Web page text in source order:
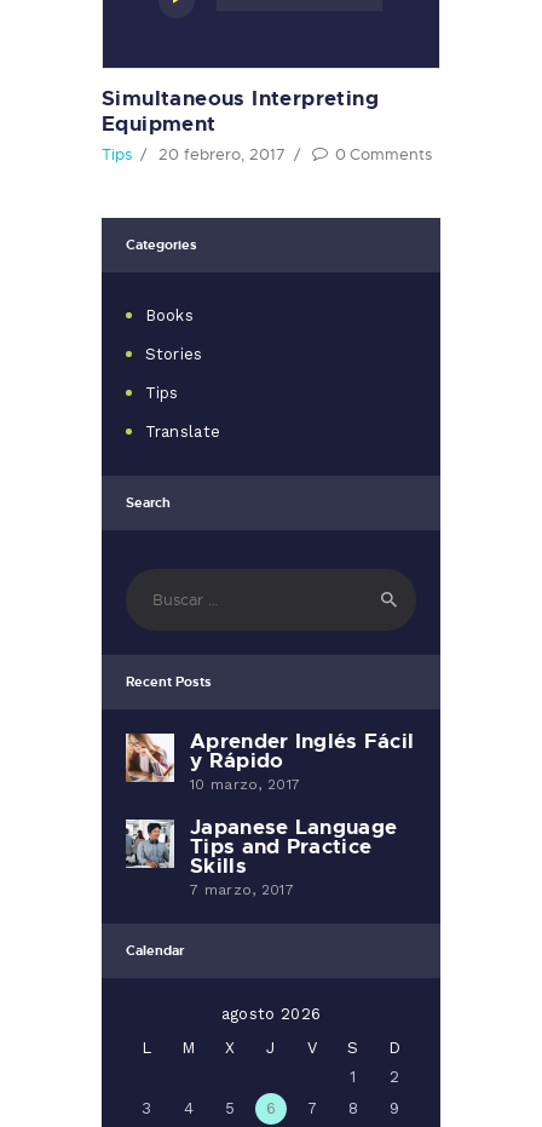
Simultaneous Interpreting
Equipment
Tips 20 febrero, 2017 0 Comments
Categories
Books
Stories
Tips
Translate
Search
Recent Posts
Aprender Inglés Fácil
y Rápido
10 marzo, 2017
Japanese Language
Tips and Practice
Skills
7 marzo, 2017
Calendar
agosto 2026
L
M X J V S
D
1
2
3
4 5 6 7 8
9